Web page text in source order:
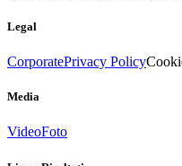
Legal
CorporatePrivacy Policy
Media
VideoFoto